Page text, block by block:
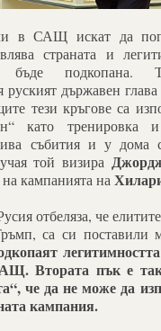
в САЩ искат да
страната и
бъде подкопана.
руският държавен глава
тези кръгове са
като тренировка
събития и у дома
той визира
кампанията на
отбеляза, че
са си поставили
Втората пък е
че да не може да
кампания.